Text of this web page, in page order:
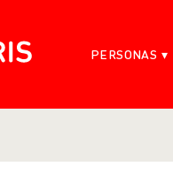
PERSONAS